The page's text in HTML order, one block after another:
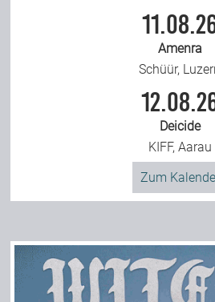
Amenra
Schüür,
Deicide
KIFF, Aarau
Zum